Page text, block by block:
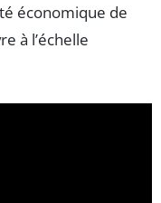
économique de
à l’échelle